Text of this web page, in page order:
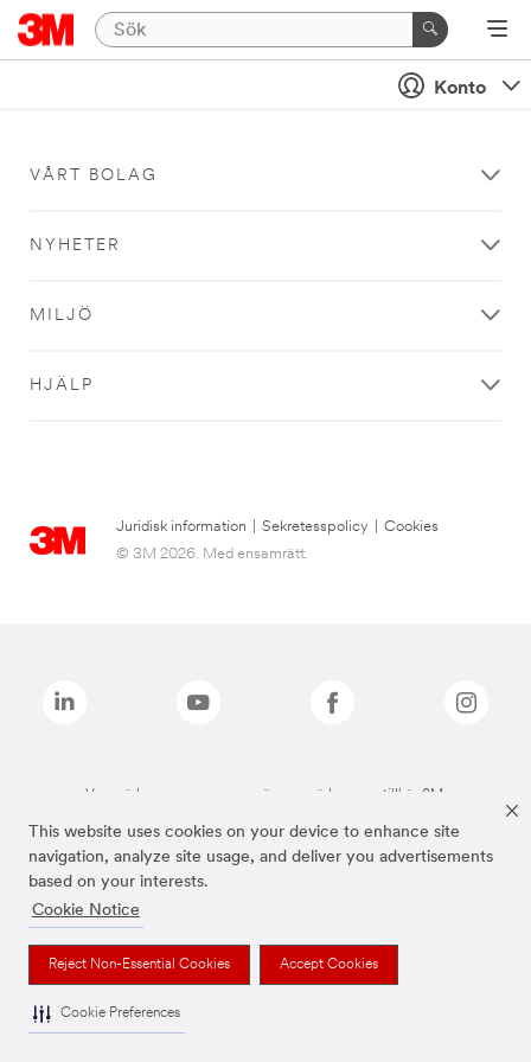
This website uses cookies on your device to enhance site
navigation, analyze site usage, and deliver you advertisements
based on your interests.
Cookie Notice
Reject Non-Essential Cookies Accept Cookies
Cookie Preferences
Konto
VÅRT BOLAG
NYHETER
MILJÖ
HJÄLP
Juridisk information Sekretesspolicy
Cookies
© 3M 2026. Med ensamrätt.
Varumärken som anges ovan är varumärken som tillhör 3M.